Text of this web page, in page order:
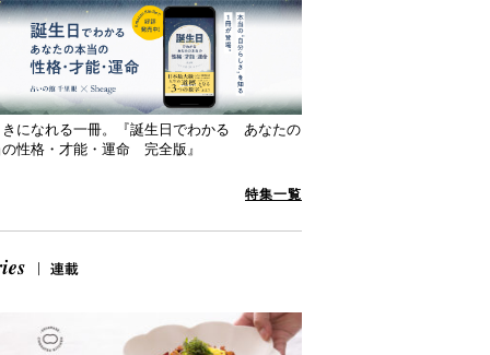
きになれる一冊。『誕生日でわかる あなたの
性格・才能・運命 完全版』
特集一覧